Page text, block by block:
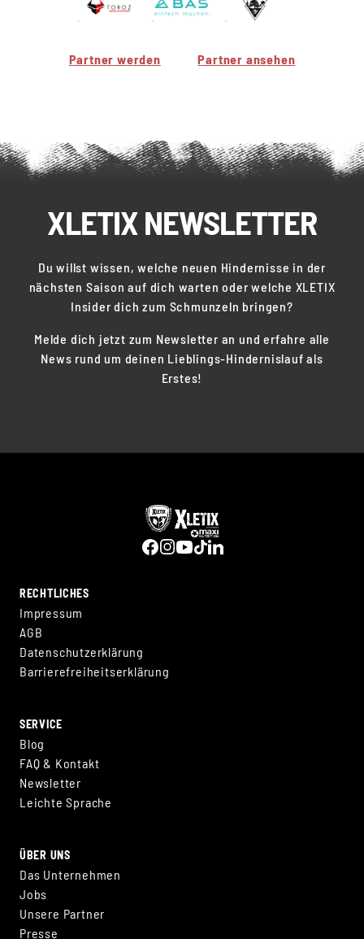
Partner werden Partner ansehen
XLETIX NEWSLETTER
Du willst wissen, welche neuen Hindernisse in der
nächsten Saison auf dich warten oder welche XLETIX
Insider dich zum Schmunzeln bringen?
Melde dich jetzt zum Newsletter an und erfahre alle
News rund um deinen Lieblings-Hindernislauf als
Erstes!
RECHTLICHES
Impressum
AGB
Datenschutzerklärung
Barrierefreiheitserklärung
SERVICE
Blog
FAQ & Kontakt
Newsletter
Leichte Sprache
ÜBER UNS
Das Unternehmen
Jobs
Unsere Partner
Presse